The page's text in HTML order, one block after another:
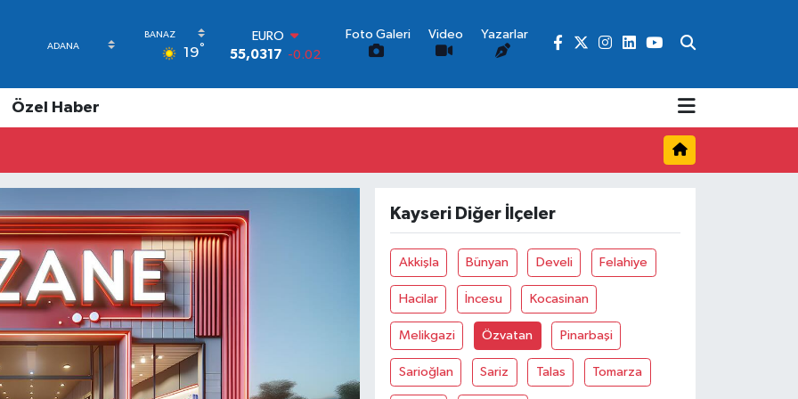
19°
STERLİN
64,2463
0.07
6510.40 0.45
13.799 70
DOLAR
55,0317
Foto Galeri Video Yazarlar
Özel Haber
Kayseri Diğer İlçeler
Akkişla Bünyan Develi Felahiye
Hacilar İncesu Kocasinan
Melikgazi Özvatan Pinarbaşi
Sarioğlan Sariz Talas Tomarza